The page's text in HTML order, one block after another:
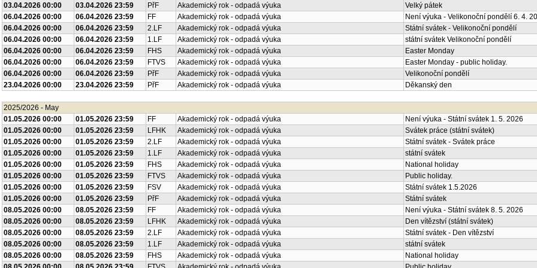
03.04.2026 00:00 03.04.2026 23:59 PřF Akademický rok - odpadá výuka
Velký pátek
06.04.2026 00:00
06.04.2026 23:59 FF Akademický rok - odpadá výuka
Není výuka - Velikonoční pondělí 6. 4.
06.04.2026 00:00
06.04.2026 23:59 2.LF Akademický rok - odpadá výuka
Státní svátek - Velikonoční pondělí
06.04.2026 00:00
06.04.2026 23:59 1.LF Akademický rok - odpadá výuka
státní svátek Velikonoční pondělí
06.04.2026 00:00
06.04.2026 23:59 FHS Akademický rok - odpadá výuka
Easter Monday
06.04.2026 00:00
06.04.2026 23:59 FTVS Akademický rok - odpadá výuka
Easter Monday - public holiday.
06.04.2026 00:00
06.04.2026 23:59 PřF Akademický rok - odpadá výuka
Velikonoční pondělí
23.04.2026 00:00
23.04.2026 23:59 PřF Akademický rok - odpadá výuka Děkanský den
2025/2026 - May
01.05.2026 00:00
01.05.2026 23:59 FF Akademický rok - odpadá výuka
Není výuka - Státní svátek 1. 5. 2026
01.05.2026 00:00
01.05.2026 23:59 LFHK Akademický rok - odpadá výuka
Svátek práce (státní svátek)
01.05.2026 00:00
01.05.2026 23:59 2.LF Akademický rok - odpadá výuka
Státní svátek - Svátek práce
01.05.2026 00:00
01.05.2026 23:59 1.LF Akademický rok - odpadá výuka
státní svátek
01.05.2026 00:00
01.05.2026 23:59 FHS Akademický rok - odpadá výuka
National holiday
01.05.2026 00:00
01.05.2026 23:59 FTVS Akademický rok - odpadá výuka
Public holiday.
01.05.2026 00:00
01.05.2026 23:59 FSV Akademický rok - odpadá výuka
Státní svátek 1.5.2026
01.05.2026 00:00
01.05.2026 23:59 PřF Akademický rok - odpadá výuka
Státní svátek
08.05.2026 00:00
08.05.2026 23:59 FF Akademický rok - odpadá výuka
Není výuka - Státní svátek 8. 5. 2026
08.05.2026 00:00
08.05.2026 23:59 LFHK Akademický rok - odpadá výuka
Den vítězství (státní svátek)
08.05.2026 00:00
08.05.2026 23:59 2.LF Akademický rok - odpadá výuka
Státní svátek - Den vítězství
08.05.2026 00:00
08.05.2026 23:59 1.LF Akademický rok - odpadá výuka
státní svátek
08.05.2026 00:00
08.05.2026 23:59 FHS Akademický rok - odpadá výuka
National holiday